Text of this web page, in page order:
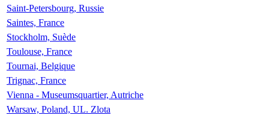
Saint-Petersbourg, Russie
Saintes, France
Stockholm, Suède
Toulouse, France
Tournai, Belgique
Trignac, France
Vienna - Museumsquartier, Autriche
Warsaw, Poland, UL. Zlota